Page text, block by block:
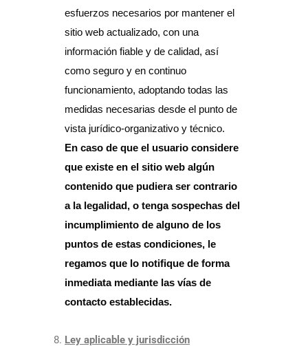
esfuerzos necesarios por mantener el
sitio web actualizado, con una
información fiable y de calidad, así
como seguro y en continuo
funcionamiento, adoptando todas las
medidas necesarias desde el punto de
vista jurídico-organizativo y técnico.
En caso de que el usuario considere
que existe en el sitio web algún
contenido que pudiera ser contrario
a la legalidad, o tenga sospechas del
incumplimiento de alguno de los
puntos de estas condiciones, le
regamos que lo notifique de forma
inmediata mediante las vías de
contacto establecidas.
Ley aplicable y jurisdicción